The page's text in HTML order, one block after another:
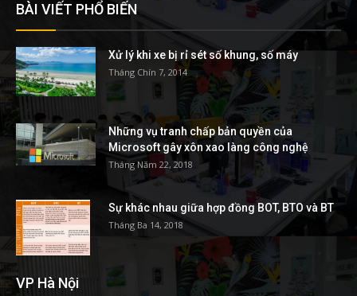
BÀI VIẾT PHỔ BIẾN
Xử lý khi xe bị rỉ sét số khung, số máy
Tháng Chín 7, 2014
Những vụ tranh chấp bản quyền của
Microsoft gây xôn xao làng công nghệ
Tháng Năm 22, 2018
Sự khác nhau giữa hợp đồng BOT, BTO và BT
Tháng Ba 14, 2018
VP Hà Nội